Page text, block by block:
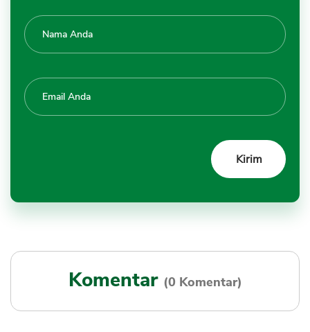
Komentar (0 Komentar)